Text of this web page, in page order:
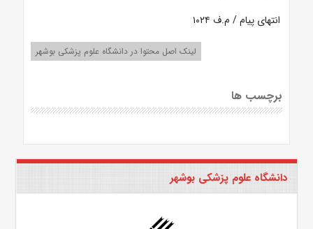
انتهای پیام / م.ف ۱۰۲۴
لینک اصل محتوا در دانشگاه علوم پزشکی بوشهر
برچسب ها
دانشگاه علوم پزشکی بوشهر